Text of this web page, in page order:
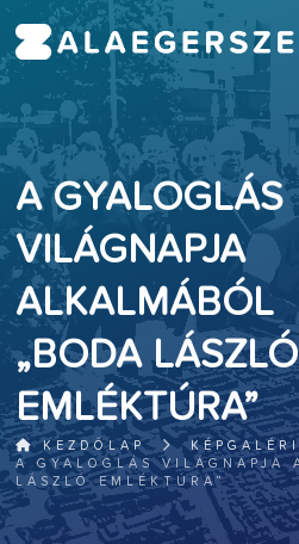
A GYALOGLÁS
VILÁGNAPJA
ALKALMÁBÓL
„BODA LÁSZLÓ
EMLÉKTÚRA”
KEZDŐLAP
A GYALOGLÁS VILÁGNAPJA
LÁSZLÓ EMLÉKTÚRA”